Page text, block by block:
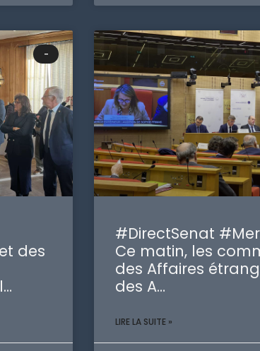
-
des
#DirectSenat
Ce matin, les
des Affaires
des A…
LIRE LA SUITE »